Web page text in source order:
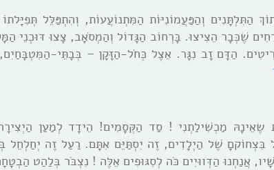
הַתִּלְתָּנִים וְהַפַּעֲמוֹנִיּוֹת הַמִּתְנוֹעֲעוֹת, וְהִתְפַּלֵּל
שֶׁכְּבָר הֵצִיצוּ. בָּרְחוֹב הַגָּדוֹל וְהַמְסֹאָב, צָצוּ דּוּכְנֵי
הַדָּם זָב נִגָּר. אֵצֶל כְּחֹל-הַזָּקָן – בְּבָתֵּי-
מַכְשִׁילַתְנִי ! סַד הַקְּסָמִים! הֵידָד לְמַעַן
שֶׁל הַיְלָדִים, זֶה יִסְתַּיֵּם אִתָּם. רַעַל זֶה יְחַלְחֵל
אֲנַחְנוּ הַדְּווּיִים כֹּה לְסִגּוּפִים אֵלֶּה ! נִצְבֹּר בְּלַהַט